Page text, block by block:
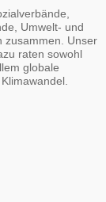
Umwelt- und
zusammen. Unser
raten sowohl
globale